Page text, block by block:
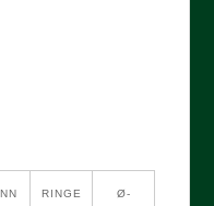
RINGE Ø-